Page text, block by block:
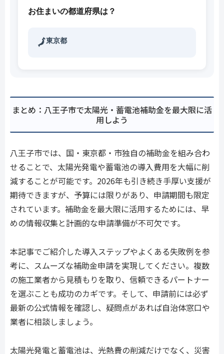
お住まいの都道府県は？
🗾東京都
まとめ：八王子市で太陽光・蓄電池補助金を最大限に活
用しよう
八王子市では、国・東京都・市独自の補助金を組み合わ
せることで、太陽光発電や蓄電池の導入費用を大幅に削
減することが可能です。2026年も引き続き手厚い支援が
期待できますが、予算には限りがあり、申請期間も限定
されています。補助金を最大限に活用するためには、早
めの情報収集と計画的な申請準備が不可欠です。
本記事でご紹介した導入ステップやよくある失敗例を参
考に、スムーズな補助金申請を実現してください。複数
の施工業者から見積もりを取り、信頼できるパートナー
を選ぶことも成功のカギです。そして、申請前には必ず
最新の公式情報を確認し、疑問点があれば自治体窓口や
業者に相談しましょう。
太陽光発電と蓄電池は、光熱費の削減だけでなく、災害